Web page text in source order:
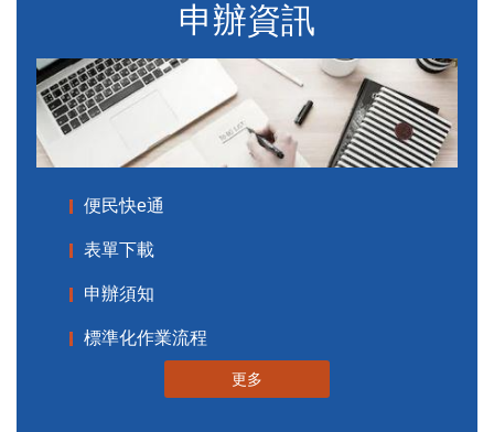
申辦資訊
便民快e通
表單下載
申辦須知
標準化作業流程
更多